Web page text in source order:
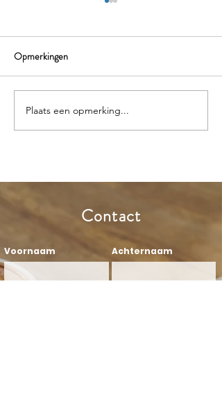
Openbaar vervoer maakt
sales productiever
Opmerkingen
Plaats een opmerking...
Contact
Voornaam Achternaam